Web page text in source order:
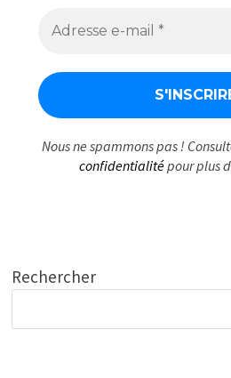
Nous ne spammons pas !
confidentialitépour plus
Rechercher